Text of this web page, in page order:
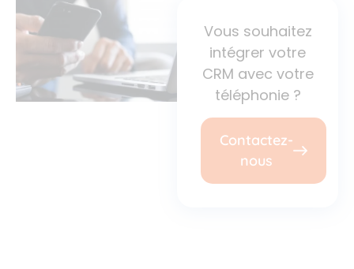
Vous souhaitez
intégrer votre
CRM avec votre
téléphonie ?
Contactez-
nous